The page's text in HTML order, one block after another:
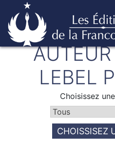
Skip
to Éditions de la francophonie
LEBEL
Choisissez
CHOISSISEZ